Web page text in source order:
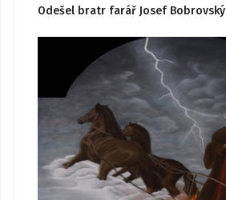
Odešel bratr farář Josef Bobrovský